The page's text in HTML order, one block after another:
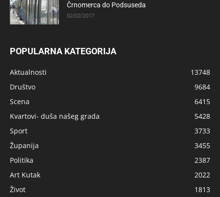
Črnomerca do Podsuseda
02/02/2017
POPULARNA KATEGORIJA
Aktualnosti
13748
Društvo
9684
Scena
6415
Kvartovi- duša našeg grada
5428
Sport
3733
Županija
3455
Politika
2387
Art Kutak
2022
Život
1813